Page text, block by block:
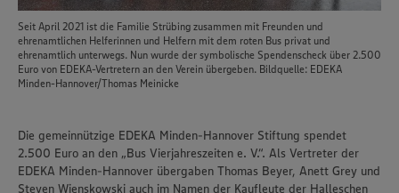
Seit April 2021 ist die Familie Strübing zusammen mit Freunden und
ehrenamtlichen Helferinnen und Helfern mit dem roten Bus privat und
ehrenamtlich unterwegs. Nun wurde der symbolische Spendenscheck über 2.500
Euro von EDEKA-Vertretern an den Verein übergeben. Bildquelle: EDEKA
Minden-Hannover/Thomas Meinicke
Die gemeinnützige EDEKA Minden-Hannover Stiftung spendet
2.500 Euro an den „Bus Vierjahreszeiten e. V.“. Als Vertreter der
EDEKA Minden-Hannover übergaben Thomas Beyer, Anett Grey und
Steven Wienskowski auch im Namen der Kaufleute der Halleschen